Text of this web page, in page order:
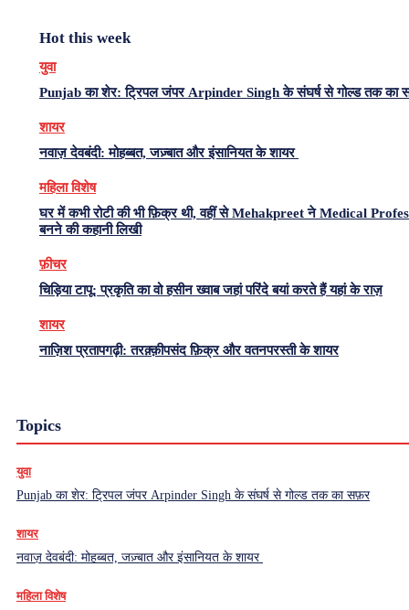
Hot this week
युवा
Punjab का शेर: ट्रिपल जंपर Arpinder Singh के संघर्ष से गोल्ड तक का
शायर
नवाज़ देवबंदी: मोहब्बत, जज़्बात और इंसानियत के शायर
महिला विशेष
घर में कभी रोटी की भी फ़िक्र थी, वहीं से Mehakpreet ने Medical
बनने की कहानी लिखी
फ़ीचर
चिड़िया टापू: प्रकृति का वो हसीन ख्वाब जहां परिंदे बयां करते हैं यहां के राज़
शायर
नाज़िश प्रतापगढ़ी: तरक़्क़ीपसंद फ़िक्र और वतनपरस्ती के शायर
Topics
युवा
Punjab का शेर: ट्रिपल जंपर Arpinder Singh के संघर्ष से गोल्ड तक का सफ़र
शायर
नवाज़ देवबंदी: मोहब्बत, जज़्बात और इंसानियत के शायर
महिला विशेष